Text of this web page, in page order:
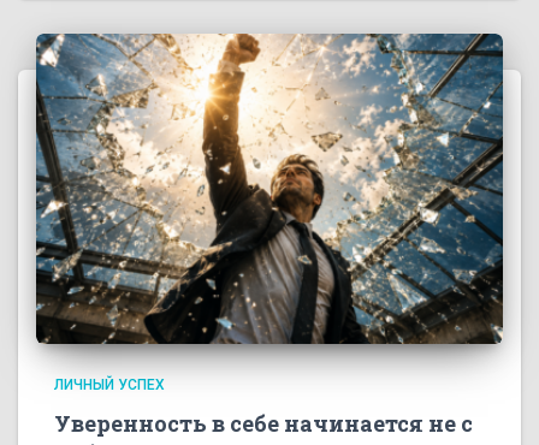
ЛИЧНЫЙ УСПЕХ
Уверенность в себе начинается не с